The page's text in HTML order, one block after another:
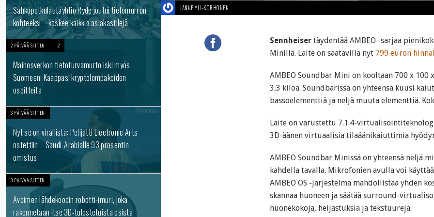
Sähköpotkulautayhtiö Ryde joutui tietomurron
kohteeksi – koskee kaikkia asiakastilejä
2 PÄIVÄÄ SITTEN 2
Mainosverkon tietoturvamurto iski myös
Suomeen: Kaappasi kryptolompakoiden
osoitteita
3 PÄIVÄÄ SITTEN
Nyt se on virallista: Pelijätti Electronic Arts
ostettiin – Saudi-Arabialle 93 prosentin
omistus
3 PÄIVÄÄ SITTEN
Avoimen lähdekoodin robotti-imuri, joka
rakennetaan itse 3D-tulostetuista osista
JANNE YLI-KORHONEN
Sennheiser täydentää AMBEO -sarjaa
Minillä. Laite on saatavilla nyt 799 euron
AMBEO Soundbar Mini on kooltaan 700 x
3,3 kiloa. Soundbarissa on yhteensä kuusi
bassoelementtiä ja neljä muuta elementtiä.
Laite on varustettu 7.1.4-
3D-äänen virtuaalisia tilaäänikaiuttimia
AMBEO Soundbar Minissä on yhteensä neljä
kahdella tavalla. Mikrofonien avulla voi
AMBEO OS -järjestelmä mahdollistaa yhden
skannaa huoneen ja säätää surround-
huonekokoja, heijastuksia ja tekstuureja.